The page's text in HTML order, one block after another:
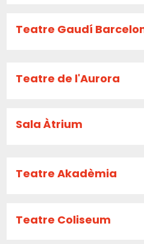
Teatre Gaudí
Teatre de l'Aurora
Sala Àtrium
Teatre Akadèmia
Teatre Coliseum